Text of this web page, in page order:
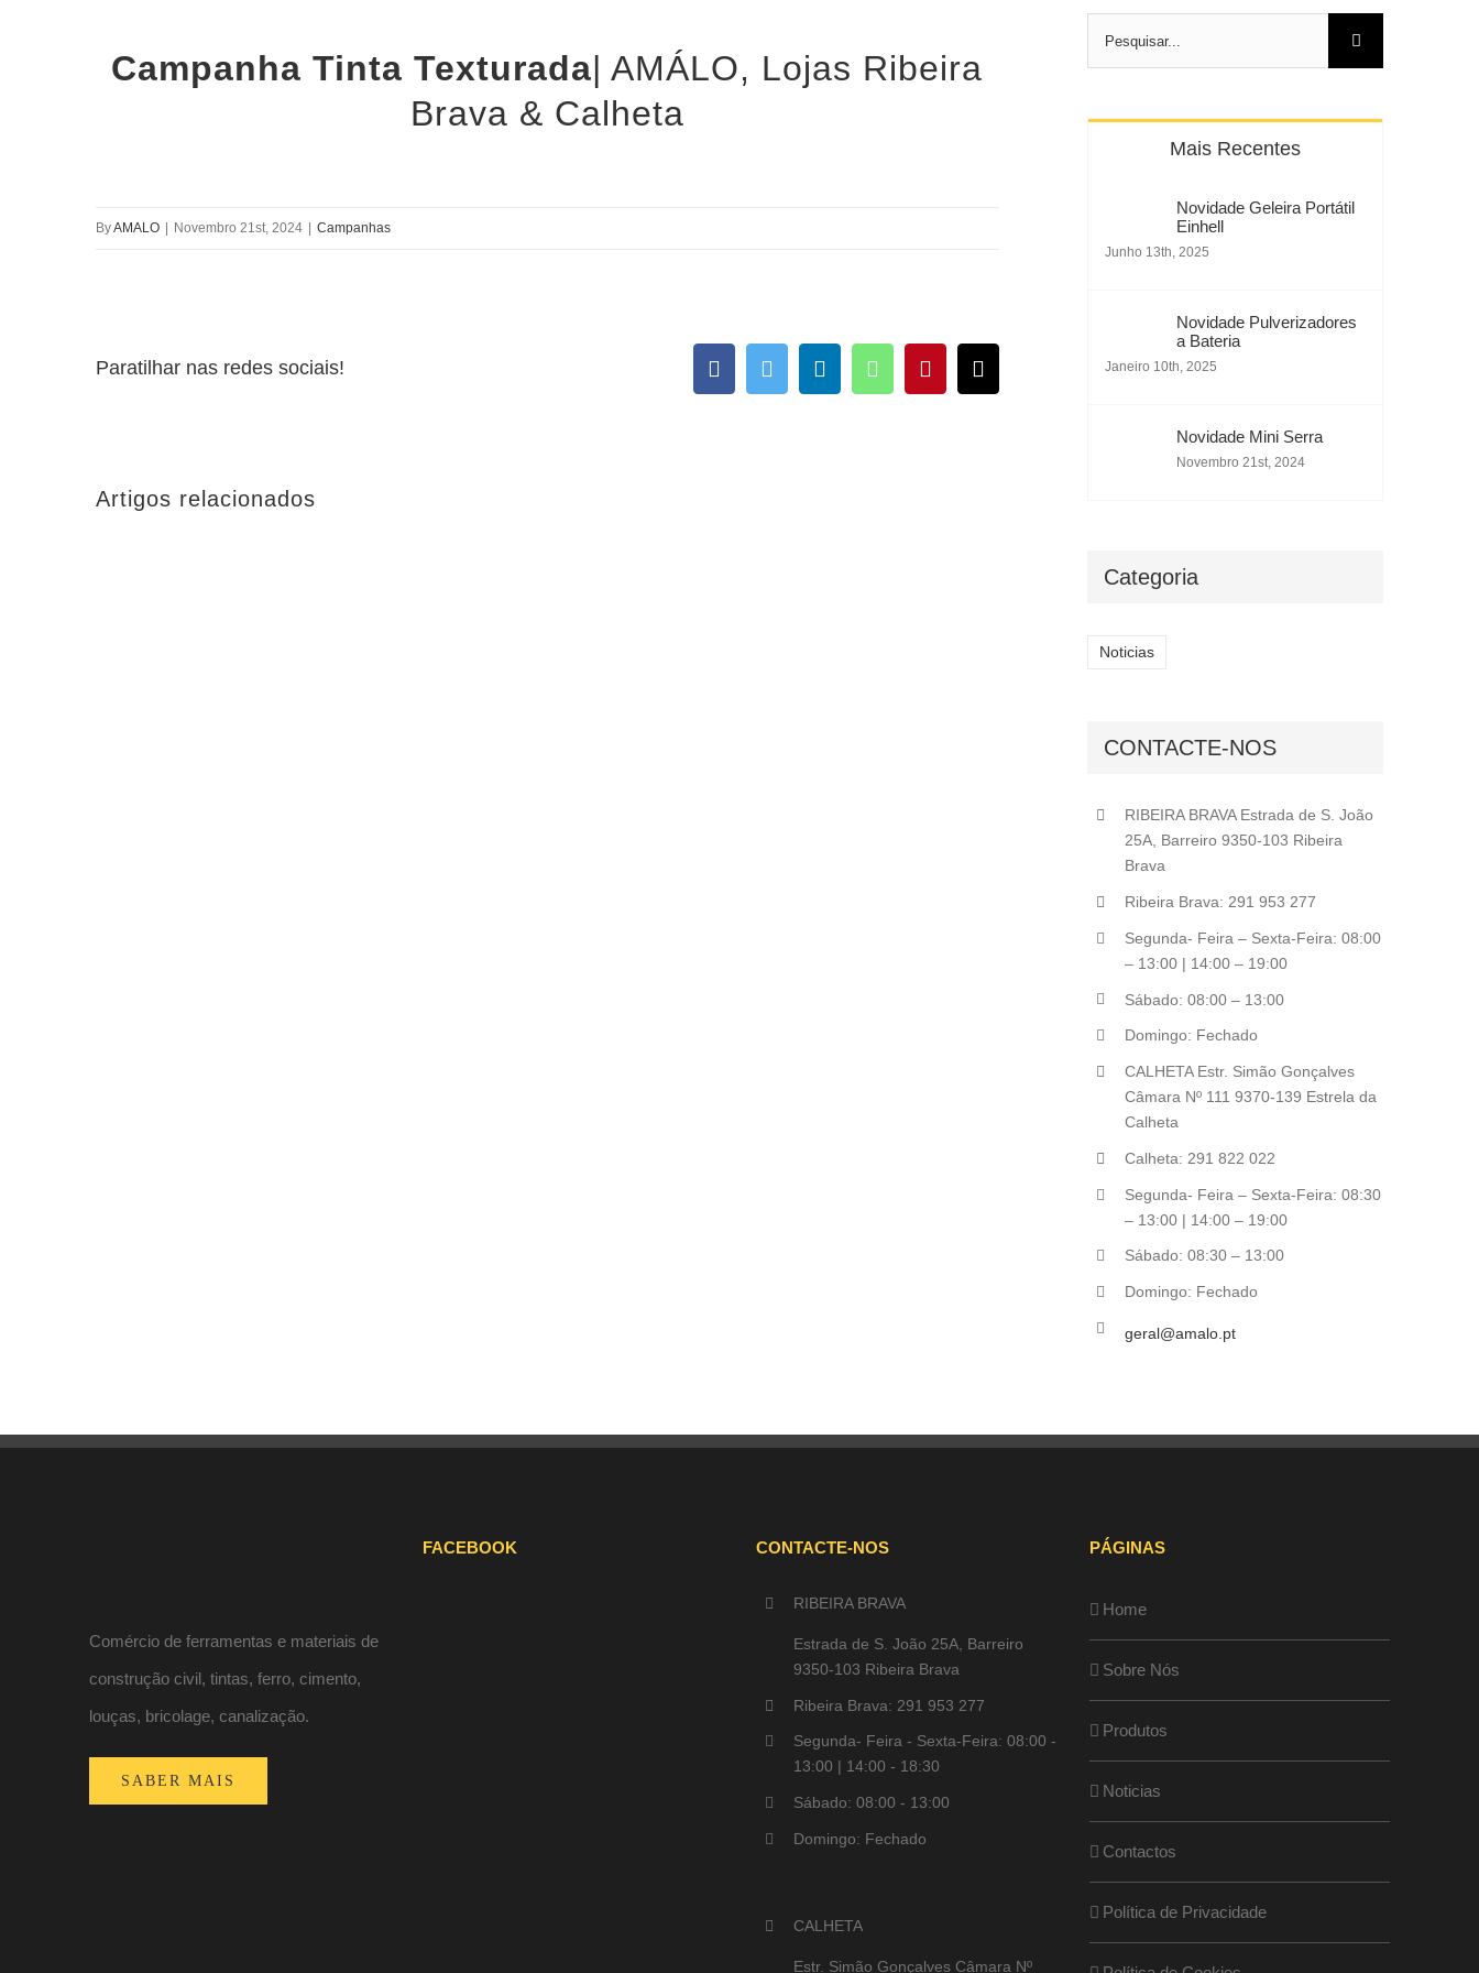
Larger
Campanha Tinta Texturada| AMÁLO, Lojas Ribeira
Brava & Calheta
ByAMALO Novembro 21st, 2024 Campanhas
Paratilhar nas redes sociais! FacebookTwitterLinkedInWhatsAppPinterestEmail
(necessário
Artigos relacionados
Mais Recentes
Novidade Geleira Portátil
Einhell
Junho 13th, 2025
Novidade Pulverizadores
a Bateria
Janeiro 10th, 2025
Novidade Mini Serra
Novembro 21st, 2024
Categoria
Noticias
CONTACTE-NOS
RIBEIRA BRAVA Estrada de S. João
25A, Barreiro 9350-103 Ribeira
Brava
Ribeira Brava: 291 953 277
Segunda- Feira – Sexta-Feira: 08:00
– 13:00 | 14:00 – 19:00
Sábado: 08:00 – 13:00
Domingo: Fechado
CALHETA Estr. Simão Gonçalves
Câmara Nº 111 9370-139 Estrela da
Calheta
Calheta: 291 822 022
Segunda- Feira – Sexta-Feira: 08:30
– 13:00 | 14:00 – 19:00
Sábado: 08:30 – 13:00
Domingo: Fechado
geral@amalo.pt
Comércio de ferramentas e materiais de
construção civil, tintas, ferro, cimento,
louças, bricolage, canalização.
SABER MAIS
FACEBOOK CONTACTE-NOS
RIBEIRA BRAVA
Estrada de S. João 25A, Barreiro
9350-103 Ribeira Brava
Ribeira Brava: 291 953 277
Segunda- Feira - Sexta-Feira: 08:00 -
13:00 | 14:00 - 18:30
Sábado: 08:00 - 13:00
Domingo: Fechado
CALHETA
Estr. Simão Gonçalves Câmara Nº
PÁGINAS
Home
Sobre Nós
Produtos
Noticias
Contactos
Política de Privacidade